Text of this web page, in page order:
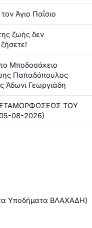
Άγιο Παΐσιο
ζωής δεν
Μποδοσάκειο
Παπαδόπουλος
Άδωνι Γεωργιάδη
ΤΟΥ
08-2026)
Υποδήματα ΒΛΑΧΑΔΗ)